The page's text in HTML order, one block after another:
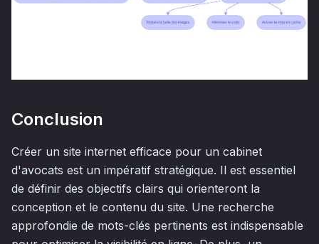
Conclusion
Créer un site internet efficace pour un cabinet
d'avocats est un impératif stratégique. Il est essentiel
de définir des objectifs clairs qui orienteront la
conception et le contenu du site. Une recherche
approfondie de mots-clés pertinents est indispensable